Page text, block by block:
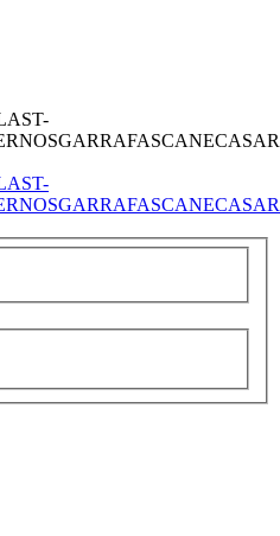
T-
GARRAFASCANECASAR
T-
GARRAFASCANECASAR